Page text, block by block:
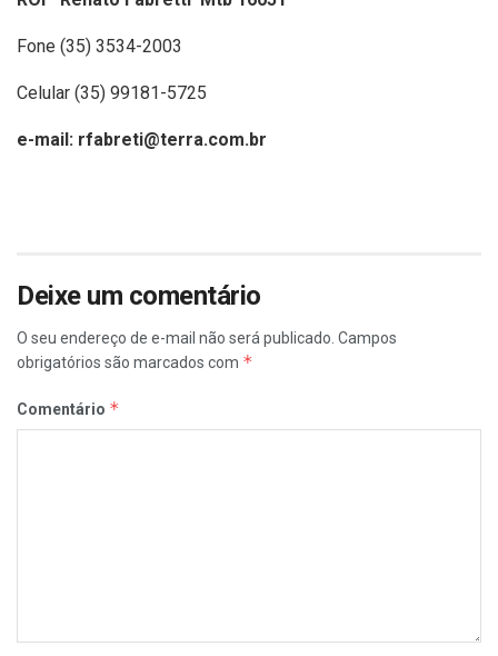
Fone (35) 3534-2003
Celular (35) 99181-5725
e-mail: rfabreti@terra.com.br
Deixe um comentário
O seu endereço de e-mail não será publicado. Campos
obrigatórios são marcados com *
Comentário *